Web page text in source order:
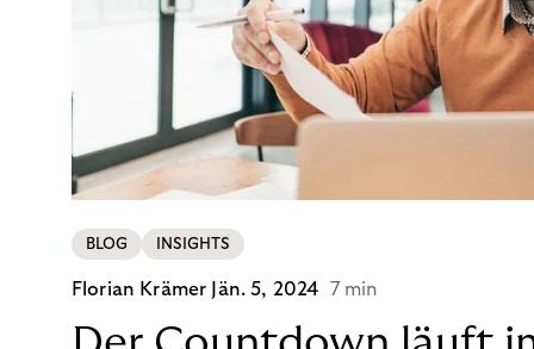
BLOG INSIGHTS
Florian Krämer Jän. 5, 2024 7 min